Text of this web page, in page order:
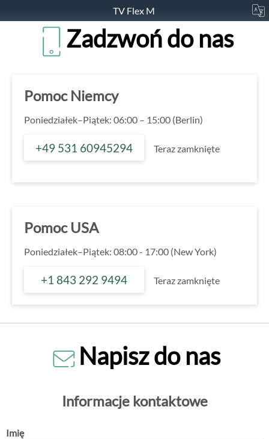
TV Flex M
Zadzwoń do nas
Pomoc Niemcy
Poniedziałek–Piątek: 06:00 – 15:00 (Berlin)
+49 531 60945294 Teraz zamknięte
Pomoc USA
Poniedziałek–Piątek: 08:00 - 17:00 (New York)
+1 843 292 9494 Teraz zamknięte
Napisz do nas
Informacje kontaktowe
Imię